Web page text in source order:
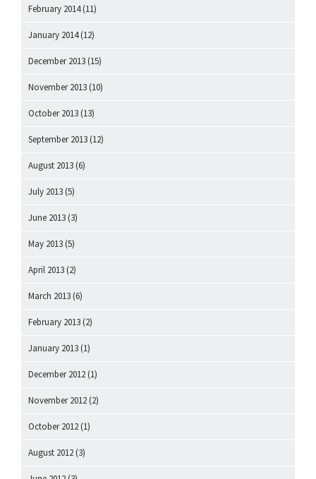
February 2014(11)
January 2014(12)
December 2013 (15)
November 2013 (10)
October 2013 (13)
September 2013 (12)
August 2013 (6)
July 2013 (5)
June 2013 (3)
May 2013 (5)
April 2013 (2)
March 2013 (6)
February 2013 (2)
January 2013 (1)
December 2012 (1)
November 2012 (2)
October 2012 (1)
August 2012 (3)